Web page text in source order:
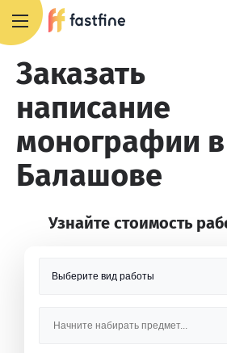
Заказать
написание
монографии в
Балашове
Узнайте стоимость